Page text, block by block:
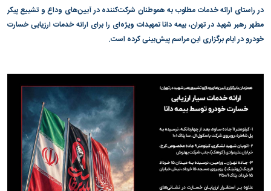
در راستای ارائه خدمات مطلوب به هموطنان شرکت‌کننده در آیین‌های وداع و تشییع پیکر
مطهر رهبر شهید در تهران، بیمه دانا تمهیدات ویژه‌ای را برای ارائه خدمات ارزیابی خسارت
خودرو در ایام برگزاری این مراسم پیش‌بینی کرده است.